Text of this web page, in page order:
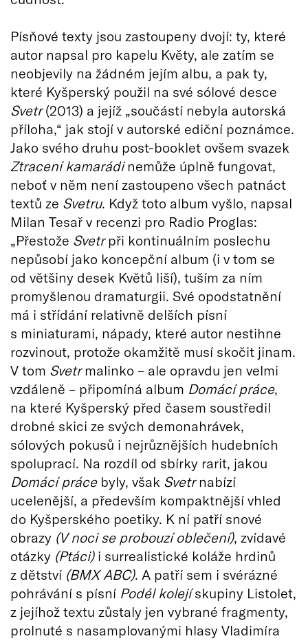
Písňové texty jsou zastoupeny dvojí: ty, které
autor napsal pro kapelu Květy, ale zatím se
neobjevily na žádném jejím albu, a pak ty,
které Kyšperský použil na své sólové desce
Svetr(2013) a jejíž „součástí nebyla autorská
příloha,“ jak stojí v autorské ediční poznámce.
Jako svého druhu post-booklet ovšem svazek
Ztracení kamarádinemůže úplně fungovat,
neboť v něm není zastoupeno všech patnáct
textů ze Svetru. Když toto album vyšlo, napsal
Milan Tesař v recenzi pro Radio Proglas:
„Přestože Svetrpři kontinuálním poslechu
nepůsobí jako koncepční album (i v tom se
od většiny desek Květů liší), tuším za ním
promyšlenou dramaturgii. Své opodstatnění
má i střídání relativně delších písní
s miniaturami, nápady, které autor nestihne
rozvinout, protože okamžitě musí skočit jinam.
V tom Svetrmalinko – ale opravdu jen velmi
vzdáleně – připomíná album Domácí práce,
na které Kyšperský před časem soustředil
drobné skici ze svých demonahrávek,
sólových pokusů i nejrůznějších hudebních
spoluprací. Na rozdíl od sbírky rarit, jakou
Domácí práce byly, však Svetrnabízí
ucelenější, a především kompaktnější vhled
do Kyšperského poetiky. K ní patří snové
obrazy (V noci se probouzí oblečení), zvídavé
otázky (Ptáci)i surrealistické koláže hrdinů
z dětství (BMX ABC). A patří sem i svérázné
pohrávání s písní Podél kolejískupiny Listolet,
z jejíhož textu zůstaly jen vybrané fragmenty,
prolnuté s nasamplovanými hlasy Vladimíra